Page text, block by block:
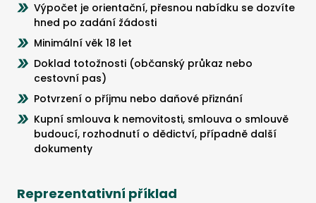
Výpočet je orientační, přesnou nabídku se dozvíte
hned po zadání žádosti
Minimální věk 18 let
Doklad totožnosti (občanský průkaz nebo
cestovní pas)
Potvrzení o příjmu nebo daňové přiznání
Kupní smlouva k nemovitosti, smlouva o smlouvě
budoucí, rozhodnutí o dědictví, případně další
dokumenty
Reprezentativní příklad